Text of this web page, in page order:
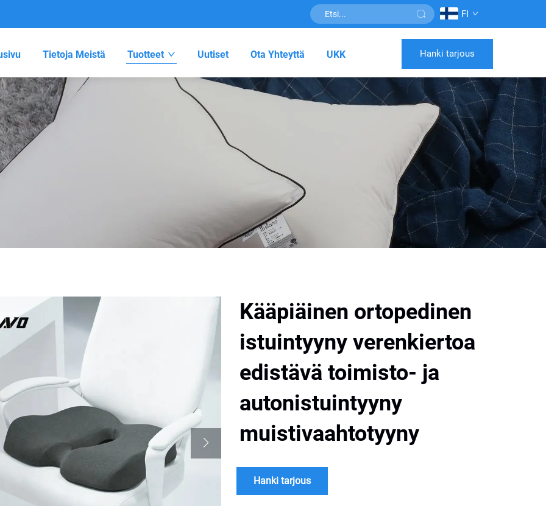
FI
Tietoja Meistä Tuotteet Uutiset Ota Yhteyttä UKK Hanki tarjous
Kääpiäinen ortopedinen
istuintyyny verenkiertoa
edistävä toimisto- ja
autonistuintyyny
muistivaahtotyyny
Hanki tarjous